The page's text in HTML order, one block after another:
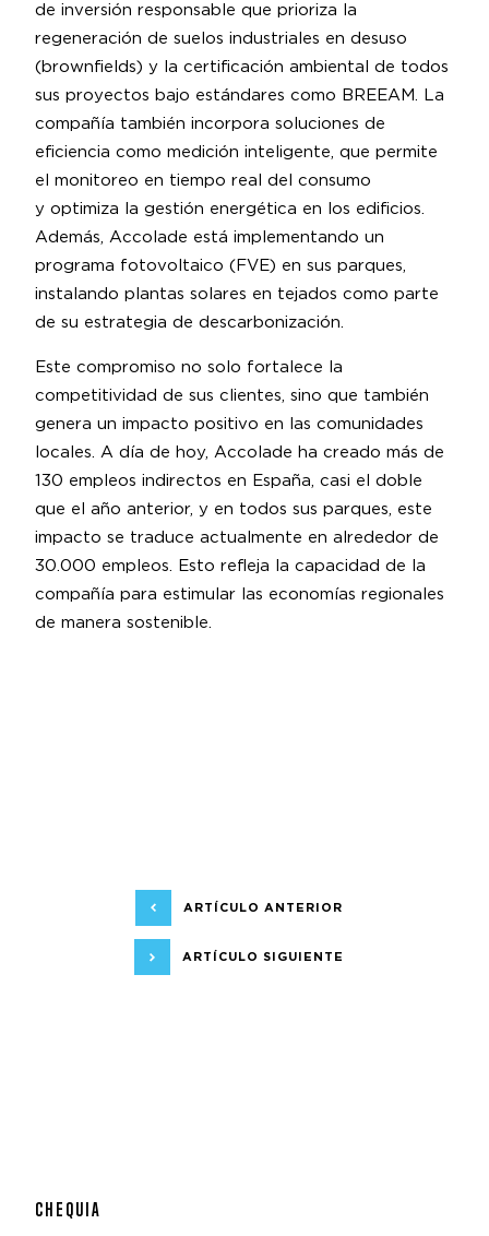
de inversión responsable que prioriza la
regeneración de suelos industriales en desuso
(brownfields) y la certificación ambiental de todos
sus proyectos bajo estándares como BREEAM. La
compañía también incorpora soluciones de
eficiencia como medición inteligente, que permite
el monitoreo en tiempo real del consumo
y optimiza la gestión energética en los edificios.
Además, Accolade está implementando un
programa fotovoltaico (FVE) en sus parques,
instalando plantas solares en tejados como parte
de su estrategia de descarbonización.
Este compromiso no solo fortalece la
competitividad de sus clientes, sino que también
genera un impacto positivo en las comunidades
locales. A día de hoy, Accolade ha creado más de
130 empleos indirectos en España, casi el doble
que el año anterior, y en todos sus parques, este
impacto se traduce actualmente en alrededor de
30.000 empleos. Esto refleja la capacidad de la
compañía para estimular las economías regionales
de manera sostenible.
ARTÍCULO ANTERIOR
ARTÍCULO SIGUIENTE
CHEQUIA